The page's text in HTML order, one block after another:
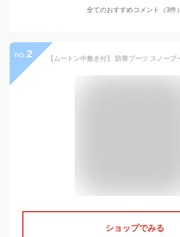
全てのおすすめコメント（3件）
no. 2
ショップでみる